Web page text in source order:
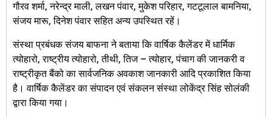
गौरव शर्मा, नरेन्द्र माली, लखन पंवार, मुकेश परिहार, गटटूलाल बामनिया,
संजय मारू, दिनेश पंवार सहित अन्य उपस्थित रहें।
संस्था प्रबंधक संजय बाफना ने बताया कि वार्षिक कैलेंडर में धार्मिक
त्योहारो, राष्ट्रीय त्योहारो, तीथी, तिज – त्योहार, पंचाग की जानकरी व
राष्ट्रीकृत बैंको का सार्वजनिक अवकाश जानकारी आदि प्रकाशित किया
है। वार्षिक कैलेंडर का संपादन एवं संकलन संस्था लोकेंद्र सिंह सोलंकी
द्वारा किया गया।